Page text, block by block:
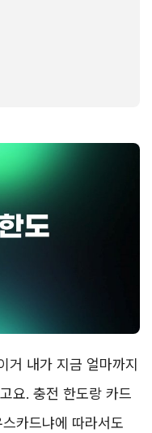
거 내가 지금 얼마까지
요. 충전 한도랑 카드
카드냐에 따라서도